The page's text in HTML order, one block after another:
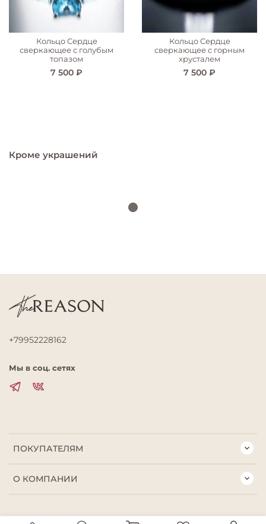
Кольцо Сердце
сверкающее с голубым
топазом
7 500 ₽
Кольцо Сердце
сверкающее с горным
хрусталем
7 500 ₽
Кроме украшений
ПОКУПАТЕЛЯМ
О КОМПАНИИ
+79952228162
Мы в соц. сетях